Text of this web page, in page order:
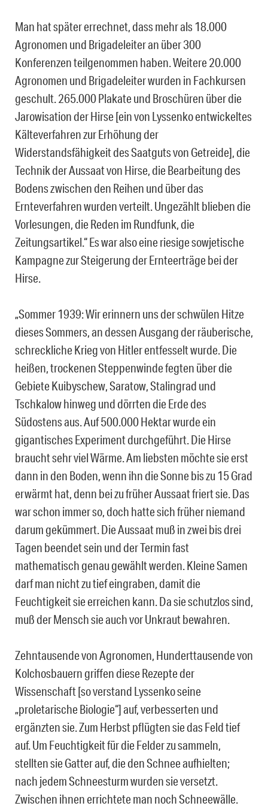
Man hat später errechnet, dass mehr als 18.000
Agronomen und Brigadeleiter an über 300
Konferenzen teilgenommen haben. Weitere 20.000
Agronomen und Brigadeleiter wurden in Fachkursen
geschult. 265.000 Plakate und Broschüren über die
Jarowisation der Hirse [ein von Lyssenko entwickeltes
Kälteverfahren zur Erhöhung der
Widerstandsfähigkeit des Saatguts von Getreide], die
Technik der Aussaat von Hirse, die Bearbeitung des
Bodens zwischen den Reihen und über das
Ernteverfahren wurden verteilt. Ungezählt blieben die
Vorlesungen, die Reden im Rundfunk, die
Zeitungsartikel.“ Es war also eine riesige sowjetische
Kampagne zur Steigerung der Ernteerträge bei der
Hirse.
„Sommer 1939: Wir erinnern uns der schwülen Hitze
dieses Sommers, an dessen Ausgang der räuberische,
schreckliche Krieg von Hitler entfesselt wurde. Die
heißen, trockenen Steppenwinde fegten über die
Gebiete Kuibyschew, Saratow, Stalingrad und
Tschkalow hinweg und dörrten die Erde des
Südostens aus. Auf 500.000 Hektar wurde ein
gigantisches Experiment durchgeführt. Die Hirse
braucht sehr viel Wärme. Am liebsten möchte sie erst
dann in den Boden, wenn ihn die Sonne bis zu 15 Grad
erwärmt hat, denn bei zu früher Aussaat friert sie. Das
war schon immer so, doch hatte sich früher niemand
darum gekümmert. Die Aussaat muß in zwei bis drei
Tagen beendet sein und der Termin fast
mathematisch genau gewählt werden. Kleine Samen
darf man nicht zu tief eingraben, damit die
Feuchtigkeit sie erreichen kann. Da sie schutzlos sind,
muß der Mensch sie auch vor Unkraut bewahren.
Zehntausende von Agronomen, Hunderttausende von
Kolchosbauern griffen diese Rezepte der
Wissenschaft [so verstand Lyssenko seine
„proletarische Biologie“] auf, verbesserten und
ergänzten sie. Zum Herbst pflügten sie das Feld tief
auf. Um Feuchtigkeit für die Felder zu sammeln,
stellten sie Gatter auf, die den Schnee aufhielten;
nach jedem Schneesturm wurden sie versetzt.
Zwischen ihnen errichtete man noch Schneewälle.